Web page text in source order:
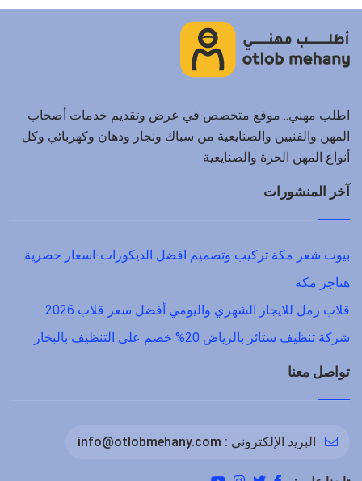
اطلب مهني.. موقع متخصص في عرض وتقديم خدمات أصحاب
المهن والفنيين والصنايعية من سباك ونجار ودهان وكهربائي وكل
أنواع المهن الحرة والصنايعية
آخر المنشورات
بيوت شعر مكة تركيب وتصميم افضل الديكورات-اسعار حصرية
هناجر مكة
قلاب رمل للايجار الشهري واليومي أفضل سعر قلاب 2026
شركة تنظيف ستائر بالرياض 20% خصم على التنظيف بالبخار
تواصل معنا
البريد الإلكتروني : info@otlobmehany.com